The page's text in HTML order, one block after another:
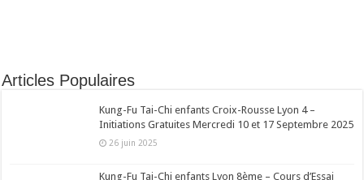
Articles Populaires
Kung-Fu Tai-Chi enfants Croix-Rousse Lyon 4 –
Initiations Gratuites Mercredi 10 et 17 Septembre 2025
26 juin 2025
Kung-Fu Tai-Chi enfants Lyon 8ème – Cours d’Essai